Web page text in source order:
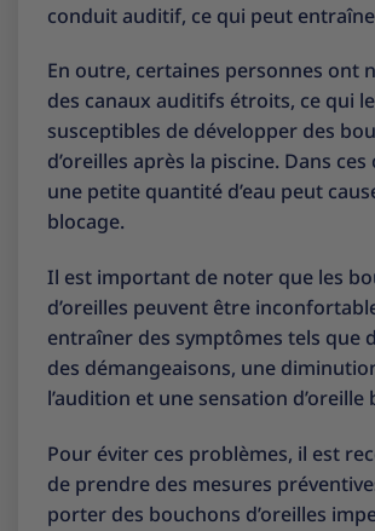
conduit auditif, ce qui peut
En outre, certaines personnes ont
des canaux auditifs étroits, ce qui
susceptibles de développer des
d’oreilles après la piscine. Dans ces
une petite quantité d’eau peut
blocage.
Il est important de noter que les
d’oreilles peuvent être
entraîner des symptômes tels que
des démangeaisons, une
l’audition et une sensation d’oreille
Pour éviter ces problèmes, il est
de prendre des mesures
porter des bouchons d’oreilles